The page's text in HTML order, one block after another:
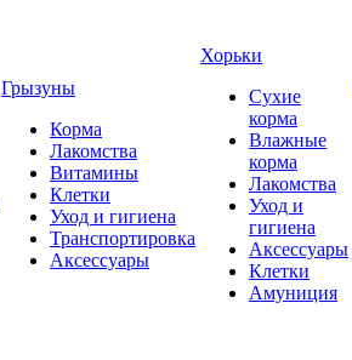
Грызуны
Корма
Лакомства
Витамины
Клетки
Уход и гигиена
Транспортировка
Аксессуары
Хорьки
Сухие
корма
Влажные
корма
Лакомства
Уход и
гигиена
Аксессуары
Клетки
Амуниция